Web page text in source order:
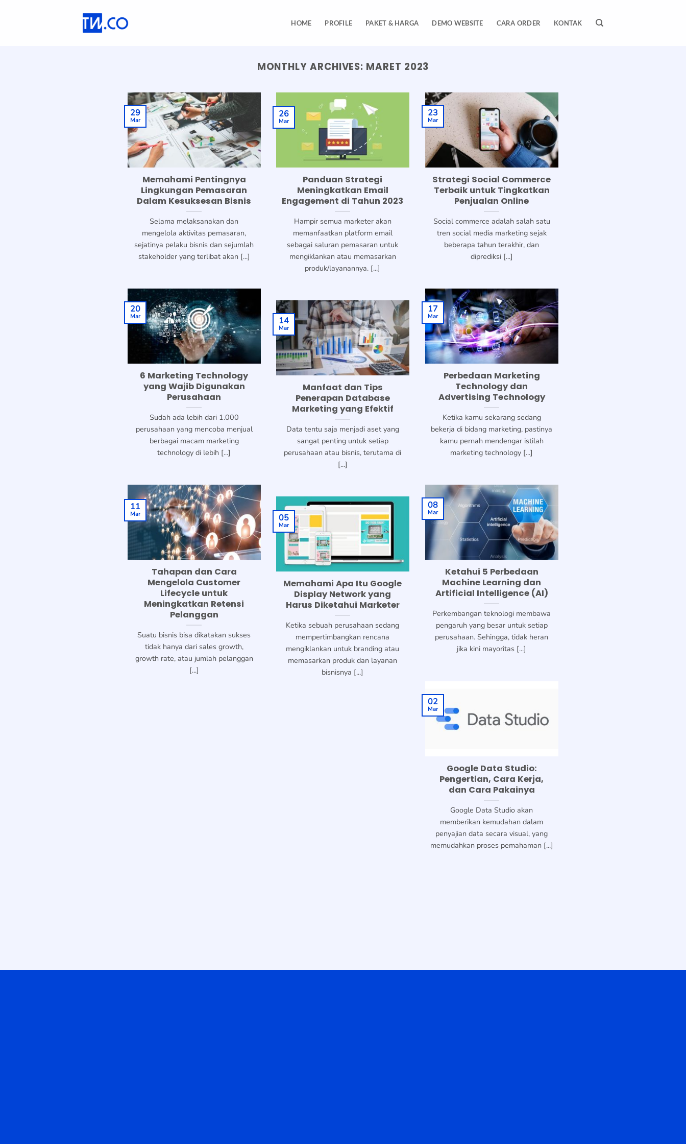
HOME PROFILE PAKET & HARGA DEMO WEBSITE CARA ORDER KONTAK
MONTHLY ARCHIVES: MARET 2023
Memahami Pentingnya
Lingkungan Pemasaran
Dalam Kesuksesan Bisnis
Selama melaksanakan dan
mengelola aktivitas pemasaran,
sejatinya pelaku bisnis dan sejumlah
stakeholder yang terlibat akan [...]
29
Mar
Panduan Strategi
Meningkatkan Email
Engagement di Tahun 2023
Hampir semua marketer akan
memanfaatkan platform email
sebagai saluran pemasaran untuk
mengiklankan atau memasarkan
produk/layanannya. [...]
26
Mar
Strategi Social Commerce
Terbaik untuk Tingkatkan
Penjualan Online
Social commerce adalah salah satu
tren social media marketing sejak
beberapa tahun terakhir, dan
diprediksi [...]
23
Mar
6 Marketing Technology
yang Wajib Digunakan
Perusahaan
Sudah ada lebih dari 1.000
perusahaan yang mencoba menjual
berbagai macam marketing
technology di lebih [...]
20
Mar
Perbedaan Marketing
Technology dan
Advertising Technology
Ketika kamu sekarang sedang
bekerja di bidang marketing, pastinya
kamu pernah mendengar istilah
marketing technology [...]
17
Mar
Manfaat dan Tips
Penerapan Database
Marketing yang Efektif
Data tentu saja menjadi aset yang
sangat penting untuk setiap
perusahaan atau bisnis, terutama di
[...]
14
Mar
Tahapan dan Cara
Mengelola Customer
Lifecycle untuk
Meningkatkan Retensi
Pelanggan
Suatu bisnis bisa dikatakan sukses
tidak hanya dari sales growth,
growth rate, atau jumlah pelanggan
[...]
11
Mar
Ketahui 5 Perbedaan
Machine Learning dan
Artificial Intelligence (AI)
Perkembangan teknologi membawa
pengaruh yang besar untuk setiap
perusahaan. Sehingga, tidak heran
jika kini mayoritas [...]
08
Mar
Memahami Apa Itu Google
Display Network yang
Harus Diketahui Marketer
Ketika sebuah perusahaan sedang
mempertimbangkan rencana
mengiklankan untuk branding atau
memasarkan produk dan layanan
bisnisnya [...]
05
Mar
Google Data Studio:
Pengertian, Cara Kerja,
dan Cara Pakainya
Google Data Studio akan
memberikan kemudahan dalam
penyajian data secara visual, yang
memudahkan proses pemahaman [...]
02
Mar